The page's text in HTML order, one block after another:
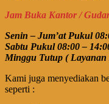
Jam Buka Kantor /
Senin – Jum’at Pukul
Sabtu Pukul 08:00 –
Minggu Tutup (
Kami juga menyediakan
seperti :